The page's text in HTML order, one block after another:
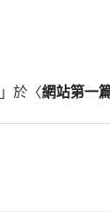
」於〈網站第一